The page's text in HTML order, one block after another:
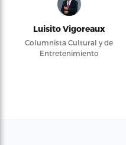
Luisito Vigoreaux
Columnista Cultural y de
Entretenimiento